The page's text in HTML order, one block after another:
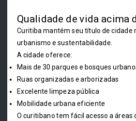
Qualidade de vida acima
Curitiba mantém seu título de cidade
urbanismo e sustentabilidade.
A cidade oferece:
Mais de 30 parques e bosques
Ruas organizadas e arborizadas
Excelente limpeza pública
Mobilidade urbana eficiente
O curitibano tem fácil acesso a áreas